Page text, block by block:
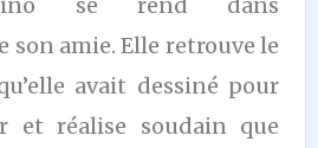
son amie. Elle retrouve le
avait dessiné pour
et réalise soudain que